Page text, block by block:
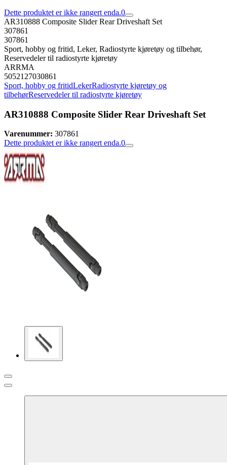
Dette produktet er ikke rangert enda.0
AR310888 Composite Slider Rear Driveshaft Set
307861
307861
Sport, hobby og fritid, Leker, Radiostyrte kjøretøy og tilbehør,
Reservedeler til radiostyrte kjøretøy
ARRMA
5052127030861
Sport, hobby og fritidLekerRadiostyrte kjøretøy og
tilbehørReservedeler til radiostyrte kjøretøy
AR310888 Composite Slider Rear Driveshaft Set
Varenummer: 307861
Dette produktet er ikke rangert enda.0